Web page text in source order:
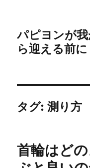
パピヨンが
ら迎える前
タグ:測り方
首輪はど